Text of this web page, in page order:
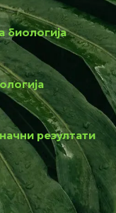
из
из
из
биологије 2026